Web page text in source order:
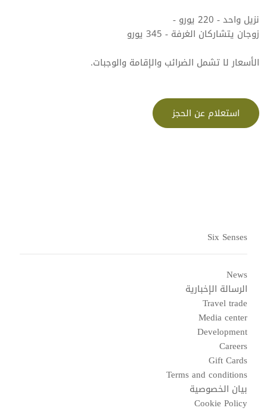
نزيل واحد - 220 يورو -
زوجان يتشاركان الغرفة - 345 يورو
الأسعار لا تشمل الضرائب والإقامة والوجبات.
استعلام عن الحجز
Six Senses
News
الرسالة الإخبارية
Travel trade
Media center
Development
Careers
Gift Cards
Terms and conditions
بيان الخصوصية
Cookie Policy